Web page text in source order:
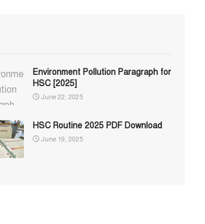
Environment Pollution Paragraph for
HSC [2025]
June 22, 2025
HSC Routine 2025 PDF Download
June 19, 2025